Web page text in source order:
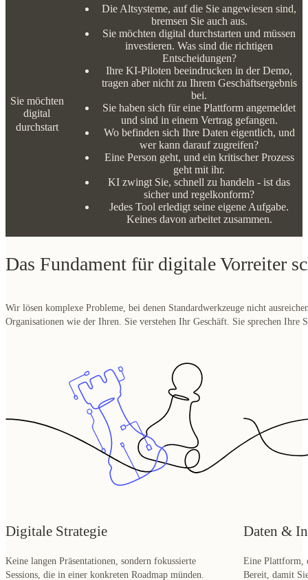
K
Die Altsysteme, auf die Sie angewiesen sind, bremsen Sie
auch aus.
Sie möchten digital durchstarten und müssen investieren.
Was sind die richtigen Entscheidungen?
Ihre KI-Piloten beeindrucken in der Demo, tragen aber
nicht zu Ihrem Geschäftsergebnis bei.
Sie haben sich für eine Plattform angemeldet und sind in
einem Vertrag gefangen.
Wo befinden sich Ihre Daten eigentlich, und wer kann
darauf zugreifen?
Eine Person geht, und ein kritischer Prozess geht mit ihr.
KI zwingt Sie, schnell zu handeln - ist das sicher und
regelkonform?
Jedes Tool erledigt seine eigene Aufgabe. Keines davon
arbeitet zusammen.
Das Fundament für digitale Vorreiter
Wir lösen komplexe Probleme, bei denen Standardwerkzeuge nicht
Keine langen Präsentationen, sondern fokussierte
Sessions, die in einer konkreten Roadmap münden.
Unser Ansatz
Eine Plattform,
Bereit, damit
Der Wert von